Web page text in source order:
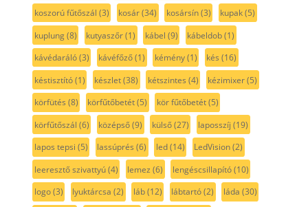
koszorú fűtőszál (3) kosár(34) kosársín(3) kupak(5)
kuplung(8) kutyaszőr(1) kábel (9) kábeldob(1)
kávédaráló(3) kávéfőző(1) kémény(1) kés (16)
késtisztító(1) készlet(38) kétszintes (4) kézimixer(5)
körfütés (8) körfűtőbetét(5) kör fűtőbetét(5)
körfűtőszál (6) középső(9) külső(27) laposszíj (19)
lapos tepsi (5) lassúprés (6) led(14) LedVision(2)
leeresztő szivattyú(4) lemez (6) lengéscsillapító(10)
logo(3) lyuktárcsa (2) láb(12) lábtartó(2) láda (30)